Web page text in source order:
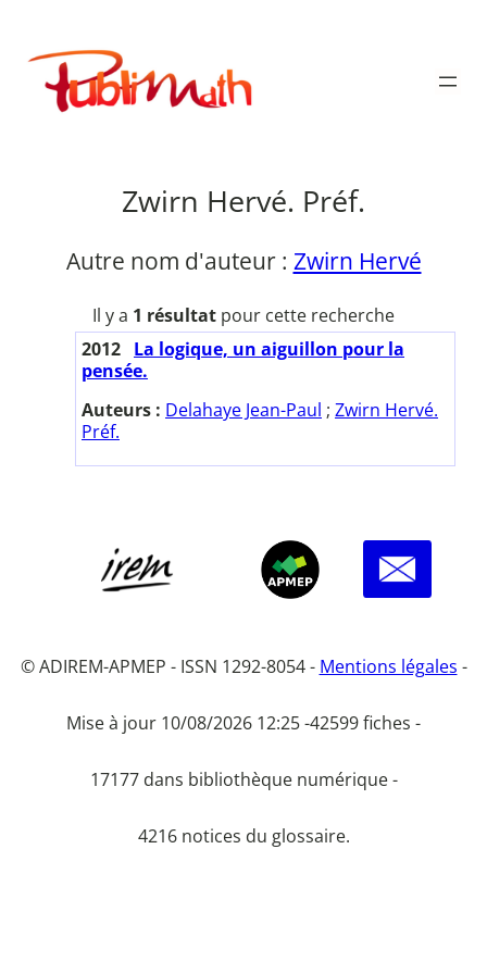
contenu
Publimath
Zwirn Hervé. Préf.
Autre nom d'auteur : Zwirn Hervé
Il y a 1 résultat pour cette recherche
2012 La logique, un aiguillon pour la
pensée.
Auteurs : Delahaye Jean-Paul ; Zwirn Hervé.
Préf.
© ADIREM-APMEP - ISSN 1292-8054 - Mentions légales -
Mise à jour 10/08/2026 12:25 -42599 fiches -
17177 dans bibliothèque numérique -
4216 notices du glossaire.